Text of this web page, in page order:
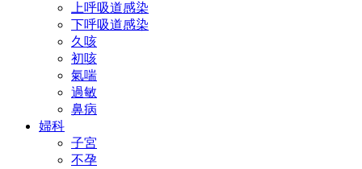
上呼吸道感染
下呼吸道感染
久咳
初咳
氣喘
過敏
鼻病
婦科
子宮
不孕